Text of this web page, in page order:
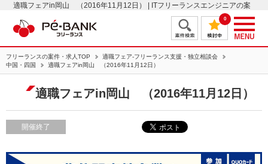
適職フェアin岡山 （2016年11月12日） | ITフリーランスエンジニアの案
0
フリーランスの案件・求人TOP
適職フェア-フリーランス支援・独立相談会
中国・四国
適職フェアin岡山 （2016年11月12日）
適職フェアin岡山 （2016年11月12日）
開催終了